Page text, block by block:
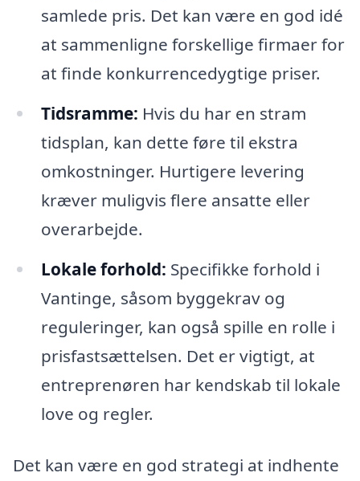
samlede pris. Det kan være en god idé
at sammenligne forskellige firmaer for
at finde konkurrencedygtige priser.
Tidsramme: Hvis du har en stram
tidsplan, kan dette føre til ekstra
omkostninger. Hurtigere levering
kræver muligvis flere ansatte eller
overarbejde.
Lokale forhold: Specifikke forhold i
Vantinge, såsom byggekrav og
reguleringer, kan også spille en rolle i
prisfastsættelsen. Det er vigtigt, at
entreprenøren har kendskab til lokale
love og regler.
Det kan være en god strategi at indhente